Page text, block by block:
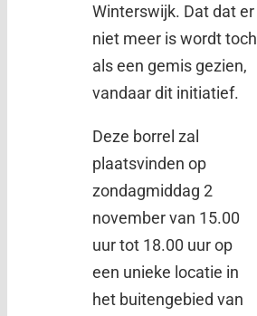
Winterswijk. Dat dat er
niet meer is wordt toch
als een gemis gezien,
vandaar dit initiatief.
Deze borrel zal
plaatsvinden op
zondagmiddag 2
november van 15.00
uur tot 18.00 uur op
een unieke locatie in
het buitengebied van